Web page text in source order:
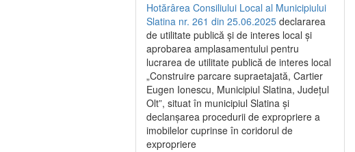
Hotărârea Consiliului Local al Municipiului
Slatina nr. 261 din 25.06.2025 declararea
de utilitate publică și de interes local și
aprobarea amplasamentului pentru
lucrarea de utilitate publică de interes local
„Construire parcare supraetajată, Cartier
Eugen Ionescu, Municipiul Slatina, Județul
Olt”, situat în municipiul Slatina și
declanșarea procedurii de expropriere a
imobilelor cuprinse în coridorul de
expropriere